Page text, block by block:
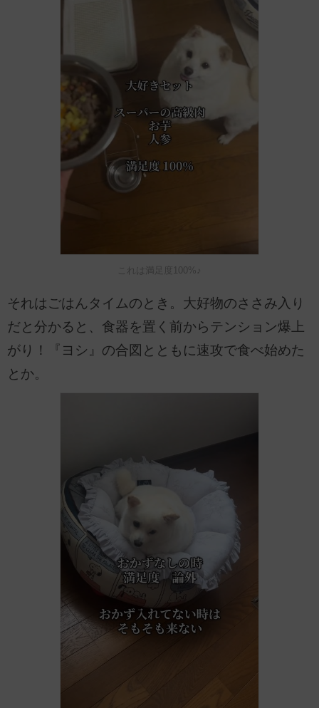
これは満足度100%♪
それはごはんタイムのとき。大好物のささみ入り
だと分かると、食器を置く前からテンション爆上
がり！『ヨシ』の合図とともに速攻で食べ始めた
とか。